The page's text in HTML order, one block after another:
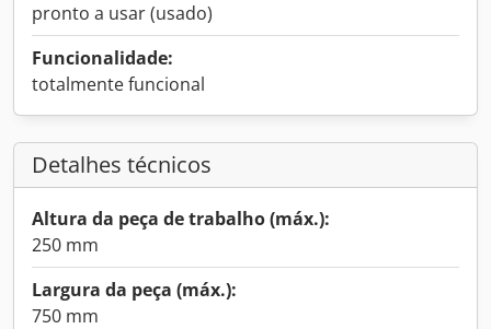
pronto a usar (usado)
Funcionalidade:
totalmente funcional
Detalhes técnicos
Altura da peça de trabalho (máx.):
250 mm
Largura da peça (máx.):
750 mm